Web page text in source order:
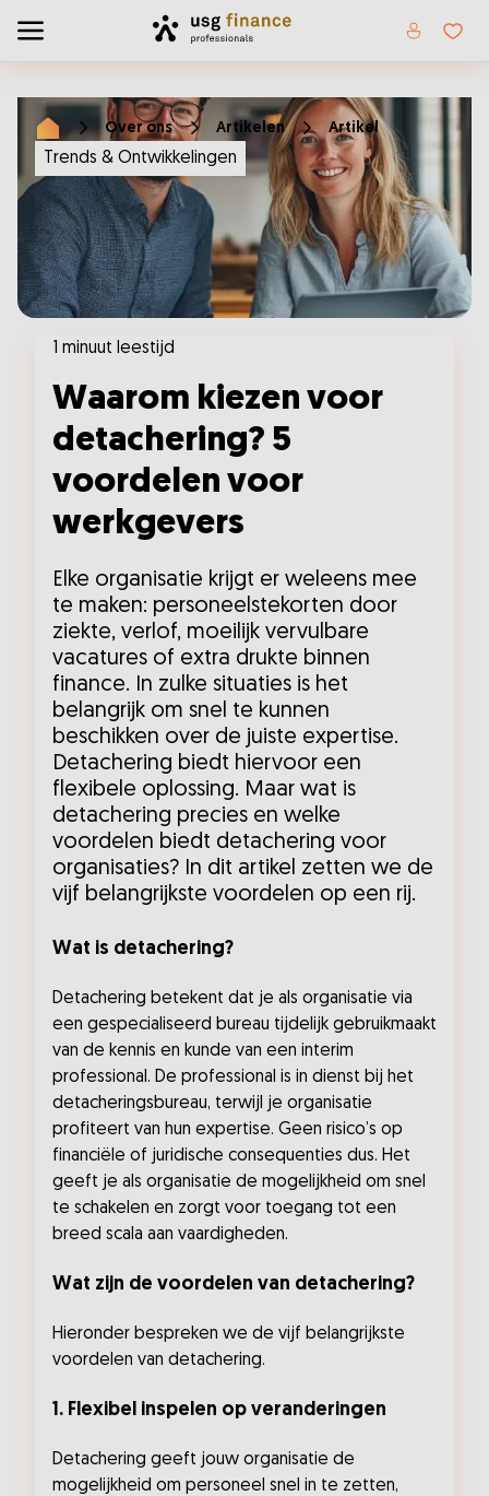
Toggle menu
Home
Home
Over ons Artikelen Artikel
Trends & Ontwikkelingen
1 minuut leestijd
Waarom kiezen voor
detachering? 5
voordelen voor
werkgevers
Elke organisatie krijgt er weleens mee
te maken: personeelstekorten door
ziekte, verlof, moeilijk vervulbare
vacatures of extra drukte binnen
finance. In zulke situaties is het
belangrijk om snel te kunnen
beschikken over de juiste expertise.
Detachering biedt hiervoor een
flexibele oplossing. Maar wat is
detachering precies en welke
voordelen biedt detachering voor
organisaties? In dit artikel zetten we de
vijf belangrijkste voordelen op een rij.
Wat is detachering?
Detachering betekent dat je als organisatie via
een gespecialiseerd bureau tijdelijk gebruikmaakt
van de kennis en kunde van een interim
professional. De professional is in dienst bij het
detacheringsbureau, terwijl je organisatie
profiteert van hun expertise. Geen risico’s op
financiële of juridische consequenties dus. Het
geeft je als organisatie de mogelijkheid om snel
te schakelen en zorgt voor toegang tot een
breed scala aan vaardigheden.
Wat zijn de voordelen van detachering?
Hieronder bespreken we de vijf belangrijkste
voordelen van detachering.
1. Flexibel inspelen op veranderingen
Detachering geeft jouw organisatie de
mogelijkheid om personeel snel in te zetten,